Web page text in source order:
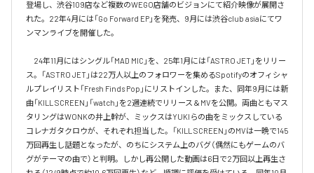
登場し、渋谷109店など複数のWEGO店舗のビジョンにて紹介映像が展開さ
れた。22年4月には「Go Forward EP」を発売、9月には渋谷club asiaにてワ
ンマンライブを開催した。
24年11月にはシングル「MAD MIC」を、25年1月には「ASTRO JET」をリリー
ス。「ASTRO JET」は22万人以上のフォロワーを集めるSpotifyのオフィシャ
ルプレイリスト「Fresh Finds Pop」にリストインした。また、同年9月には新
曲「KILL SCREEN」「watch」を2週連続でリリース＆MVを公開。両曲ともマス
タリングはWONKの井上幹が、ミックスはYUKIらの曲をミックスしている
コレナガタクロウが、それぞれ担当した。「KILL SCREEN」のMVは一晩で145
万回再生し話題となったが、のちにシステム上のバグ（偶然にもゲームのバ
グがテーマの曲で）と判明。しかし再公開した動画は6日で2万回以上再生さ